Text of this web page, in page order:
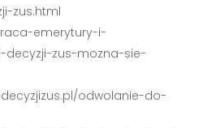
zus.html
emerytury-i-
decyzji-zus-mozna-sie-
odwolanie-do-